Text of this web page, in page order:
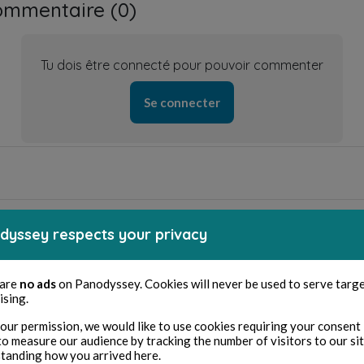
(0)
Tu dois être connecté pour pouvoir commenter
Se connecter
Précédent
La chasse , c'est de l'amour
"
respects your privacy
no adson Panodyssey. Cookies will never be used to serve
permission, we would like to use cookies requiring your consent
measure our audience by tracking the number of visitors to our
how you arrived here.